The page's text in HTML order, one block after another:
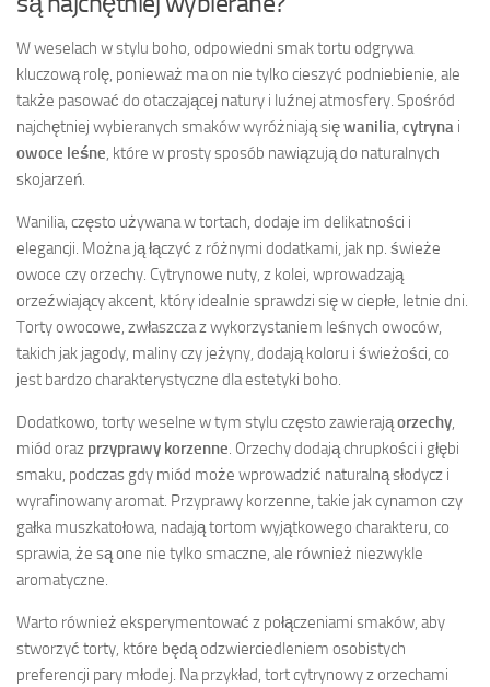
W weselach w stylu boho, odpowiedni smak tortu odgrywa
kluczową rolę, ponieważ ma on nie tylko cieszyć podniebienie, ale
także pasować do otaczającej natury i luźnej atmosfery. Spośród
najchętniej wybieranych smaków wyróżniają sięwanilia, cytryna i
owoce leśne, które w prosty sposób nawiązują do naturalnych
skojarzeń.
Wanilia, często używana w tortach, dodaje im delikatności i
elegancji. Można ją łączyć z różnymi dodatkami, jak np. świeże
owoce czy orzechy. Cytrynowe nuty, z kolei, wprowadzają
orzeźwiający akcent, który idealnie sprawdzi się w ciepłe, letnie dni.
Torty owocowe, zwłaszcza z wykorzystaniem leśnych owoców,
takich jak jagody, maliny czy jeżyny, dodają koloru i świeżości, co
jest bardzo charakterystyczne dla estetyki boho.
Dodatkowo, torty weselne w tym stylu często zawierająorzechy,
miód oraz przyprawy korzenne. Orzechy dodają chrupkości i głębi
smaku, podczas gdy miód może wprowadzić naturalną słodycz i
wyrafinowany aromat. Przyprawy korzenne, takie jak cynamon czy
gałka muszkatołowa, nadają tortom wyjątkowego charakteru, co
sprawia, że są one nie tylko smaczne, ale również niezwykle
aromatyczne.
Warto również eksperymentować z połączeniami smaków, aby
stworzyć torty, które będą odzwierciedleniem osobistych
preferencji pary młodej. Na przykład, tort cytrynowy z orzechami